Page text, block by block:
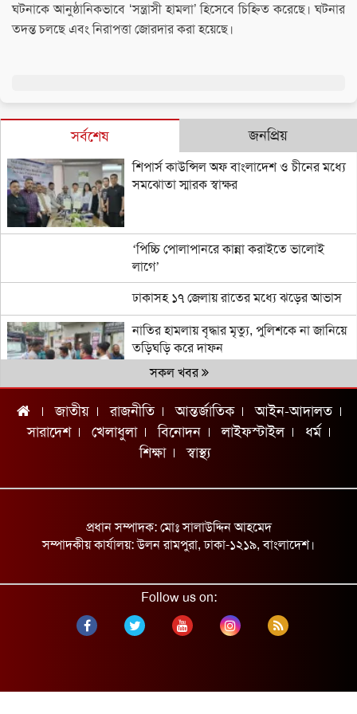
ঘটনাকে আনুষ্ঠানিকভাবে ‘সন্ত্রাসী হামলা’ হিসেবে চিহ্নিত করেছে। ঘটনার
তদন্ত চলছে এবং নিরাপত্তা জোরদার করা হয়েছে।
সর্বশেষ জনপ্রিয়
শিপার্স কাউন্সিল অফ বাংলাদেশ ও চীনের মধ্যে
সমঝোতা স্মারক স্বাক্ষর
‘পিচ্চি পোলাপানরে কান্না করাইতে ভালোই
লাগে’
ঢাকাসহ ১৭ জেলায় রাতের মধ্যে ঝড়ের আভাস
নাতির হামলায় বৃদ্ধার মৃত্যু, পুলিশকে না জানিয়ে
তড়িঘড়ি করে দাফন
চ্যাম্পিয়ন দলের নাম জানিয়ে আর্জেন্টাইনদের
চরম দুঃসংবাদ দিলেন ব্রাজিলিয়ান কিংবদন্তি
যুক্তরাষ্ট্র সন্ত্রাসী গোষ্ঠীর মতো আচরণ করছে:
শ্রমমন্ত্রীর সঙ্গে আইএলও মহাপরিচালকের বৈঠক
সকল খবর
জাতীয় রাজনীতি আন্তর্জাতিক
আইন-আদালত
সারাদেশ
খেলাধুলা বিনোদন লাইফস্টাইল
ধর্ম
শিক্ষা
স্বাস্থ্য
প্রধান সম্পাদক: মোঃ সালাউদ্দিন আহমেদ
সম্পাদকীয় কার্যালয়: উলন রামপুরা, ঢাকা-১২১৯, বাংলাদেশ।
Follow us on: